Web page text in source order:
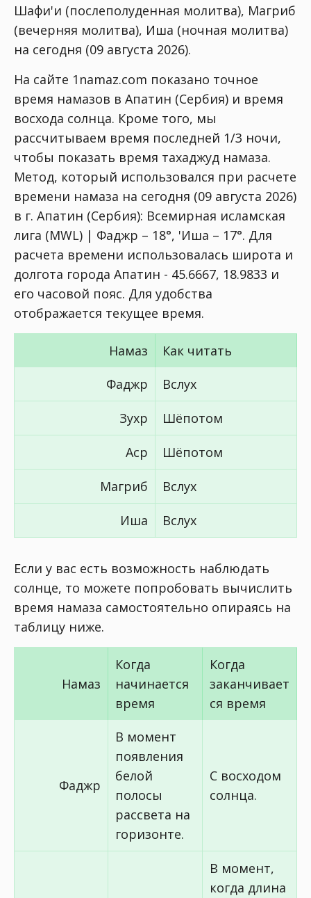
Шафи'и (послеполуденная молитва), Магриб
(вечерняя молитва), Иша (ночная молитва)
на сегодня (09 августа 2026).
На сайте 1namaz.com показано точное
время намазов в Апатин (Сербия) и время
восхода солнца. Кроме того, мы
рассчитываем время последней 1/3 ночи,
чтобы показать время тахаджуд намаза.
Метод, который использовался при расчете
времени намаза на сегодня (09 августа 2026)
в г. Апатин (Сербия): Всемирная исламская
лига (MWL) | Фаджр – 18°, 'Иша – 17°. Для
расчета времени использовалась широта и
долгота города Апатин - 45.6667, 18.9833 и
его часовой пояс. Для удобства
отображается текущее время.
Намаз
Как читать
Фаджр
Вслух
Зухр Шёпотом
Аср Шёпотом
Магриб Вслух
Иша Вслух
Если у вас есть возможность наблюдать
солнце, то можете попробовать вычислить
время намаза самостоятельно опираясь на
таблицу ниже.
Намаз
Когда
начинается
время
Когда
заканчивает
ся время
Фаджр
В момент
появления
белой
полосы
рассвета на
горизонте.
С восходом
солнца.
В момент,
когда длина